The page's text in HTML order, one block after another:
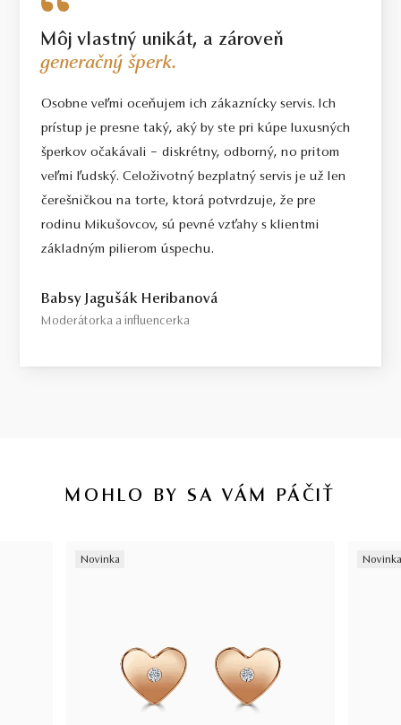
Môj vlastný unikát, a zároveň
generačný šperk.
Osobne veľmi oceňujem ich zákaznícky servis. Ich
prístup je presne taký, aký by ste pri kúpe luxusných
šperkov očakávali – diskrétny, odborný, no pritom
veľmi ľudský. Celoživotný bezplatný servis je už len
čerešničkou na torte, ktorá potvrdzuje, že pre
rodinu Mikušovcov, sú pevné vzťahy s klientmi
základným pilierom úspechu.
Babsy Jagušák Heribanová
Moderátorka a influencerka
MOHLO BY SA VÁM PÁČIŤ
Novinka Novinka